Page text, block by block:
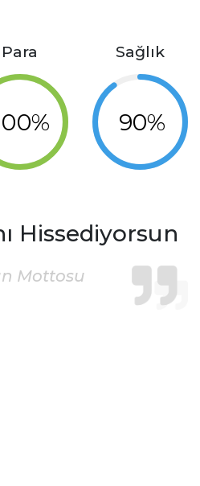
Para Sağlık
90%
Hissediyorsun
Mottosu